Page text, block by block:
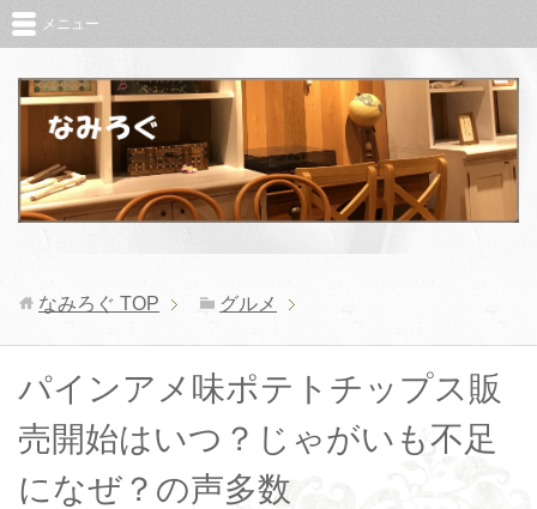
メニュー
なみろぐ TOP グルメ
パインアメ味ポテトチップス販
売開始はいつ？じゃがいも不足
になぜ？の声多数